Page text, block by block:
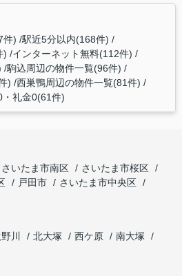
件) 駅近5分以内(168件)
) インターネット無料(112件)
駒込周辺の物件一覧(96件)
) 西巣鴨周辺の物件一覧(81件)
・礼金0(61件)
さいたま市南区
さいたま市桜区
戸田市
さいたま市中央区
川 北大塚 西ケ原
南大塚